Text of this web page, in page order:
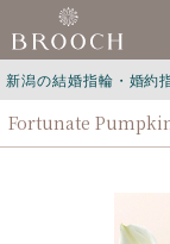
新潟の結婚指輪・婚約
Fortunate